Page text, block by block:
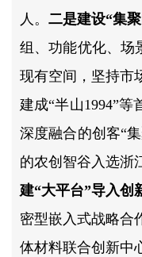
人。二是建设“集
组、功能优化、场
现有空间，坚持市
建成“半山1994”
深度融合的创客“
的农创智谷入选浙
建“大平台”导入创
密型嵌入式战略
体材料联合创新中